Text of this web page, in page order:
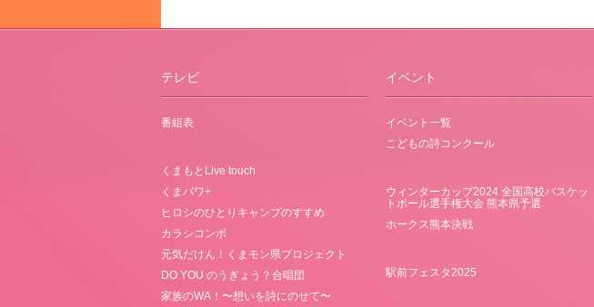
テレビ
番組表
くまもとLive touch
くまパワ+
ヒロシのひとりキャンプのすすめ
カラシコンボ
元気だけん！くまモン県プロジェクト
DO YOU のうぎょう？合唱団
家族のWA！〜想いを詩にのせて〜
イベント
イベント一覧
こどもの詩コンクール
ウィンターカップ2024 全国高校バスケッ
トボール選手権大会 熊本県予選
ホークス熊本決戦
駅前フェスタ2025